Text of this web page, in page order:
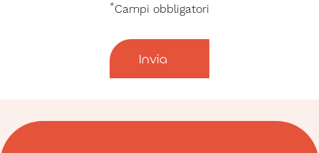
*Campi obbligatori
Invia